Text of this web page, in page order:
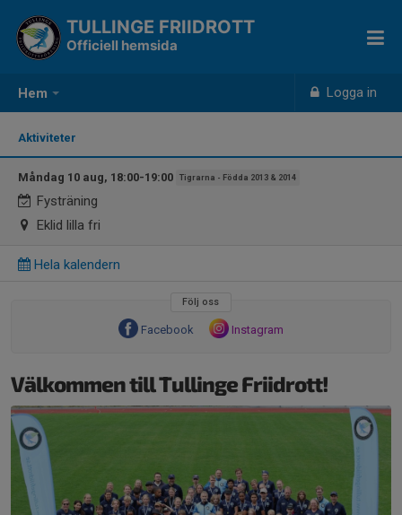
Hem Logga in
TULLINGE FRIIDROTT
Officiell hemsida
Aktiviteter
Måndag 10 aug, 18:00-19:00 Tigrarna - Födda 2013 & 2014
Fysträning
Eklid lilla fri
Hela kalendern
Följ oss
Facebook Instagram
Välkommen till Tullinge Friidrott!